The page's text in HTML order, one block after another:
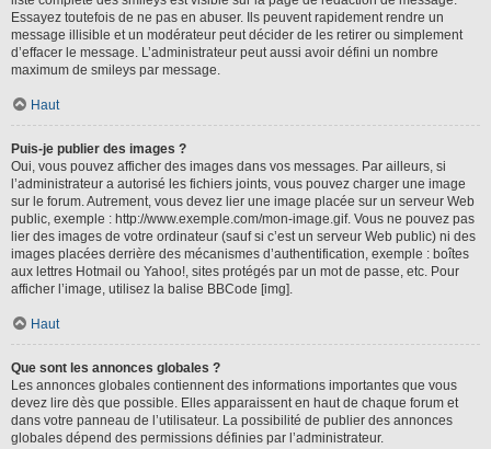
Essayez toutefois de ne pas en abuser. Ils peuvent rapidement rendre un
message illisible et un modérateur peut décider de les retirer ou simplement
d’effacer le message. L’administrateur peut aussi avoir défini un nombre
maximum de smileys par message.
Haut
Puis-je publier des images ?
Oui, vous pouvez afficher des images dans vos messages. Par ailleurs, si
l’administrateur a autorisé les fichiers joints, vous pouvez charger une image
sur le forum. Autrement, vous devez lier une image placée sur un serveur Web
public, exemple : http://www.exemple.com/mon-image.gif. Vous ne pouvez pas
lier des images de votre ordinateur (sauf si c’est un serveur Web public) ni des
images placées derrière des mécanismes d’authentification, exemple : boîtes
aux lettres Hotmail ou Yahoo!, sites protégés par un mot de passe, etc. Pour
afficher l’image, utilisez la balise BBCode [img].
Haut
Que sont les annonces globales ?
Les annonces globales contiennent des informations importantes que vous
devez lire dès que possible. Elles apparaissent en haut de chaque forum et
dans votre panneau de l’utilisateur. La possibilité de publier des annonces
globales dépend des permissions définies par l’administrateur.